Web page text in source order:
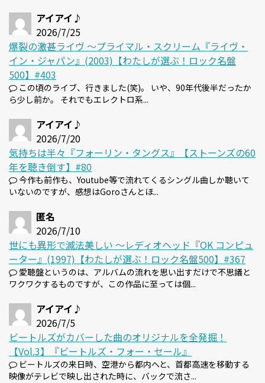
アイアイ♪
2026/7/25
爆裂の激甚ライヴ 〜プライマル・スクリーム『ライヴ・
イン・ジャパン』(2003)【わたしが選ぶ！ロック名盤
500】#403
この頃のライブ、行きました(笑)。 いや、90年代後半だったか
ら少し前か。 それでもエレクトロ系...
アイアイ♪
2026/7/20
気持ちは半々『フォーリン・タングス』【ストーンズの60
年を聴き倒す】#80
今作も前作も、Youtube等で流れてくるシングル曲しか聴いて
いないのですが、感想はGoroさんとほ...
匿名
2026/7/10
世にも異形で滅法美しい 〜レディオヘッド『OK コンピュ
ーター』(1997)【わたしが選ぶ！ロック名盤500】#367
愛聴盤というのは、アルバムの流れを思い出すだけで不思議と
ワクワクするものですが、この作品に至っては個...
アイアイ♪
2026/7/5
ビートルズがカバーした曲のオリジナルを全発掘！
【Vol.3】『ビートルズ・フォー・セール』
ビートルズの来日時、空港から都内へと、首都高速を移動する
映像がテレビで映し出された時に、バックで流さ...